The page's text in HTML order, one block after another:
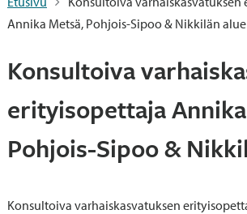
Annika Metsä, Pohjois-Sipoo & Nikkilän alue
Konsultoiva
erityisopettaja
Pohjois-Sipoo &
Konsultoiva varhaiskasvatuksen